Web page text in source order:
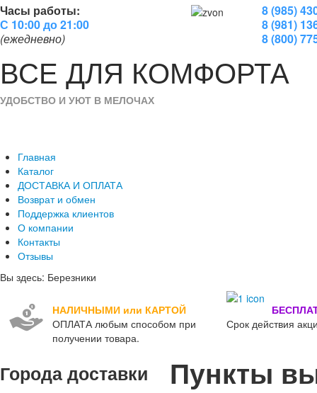
Часы работы:
С 10:00 до 21:00
(ежедневно)
8 (985)
8 (981)
8 (800)
ВСЕ ДЛЯ КОМФОРТА
УДОБСТВО И УЮТ В МЕЛОЧАХ
Главная
Каталог
ДОСТАВКА И ОПЛАТА
Возврат и обмен
Поддержка клиентов
О компании
Контакты
Отзывы
Вы здесь: Березники
НАЛИЧНЫМИ или КАРТОЙ
ОПЛАТА любым способом при
получении товара.
Срок действия
Городадоставки Пункты